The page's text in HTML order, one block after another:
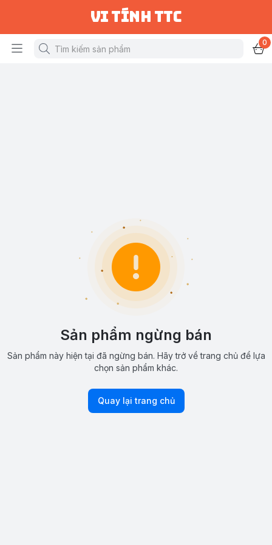
vi tính ttc
0
Sản phẩm ngừng bán
Sản phẩm này hiện tại đã ngừng bán. Hãy trở về trang chủ để lựa
chọn sản phẩm khác.
Quay lại trang chủ